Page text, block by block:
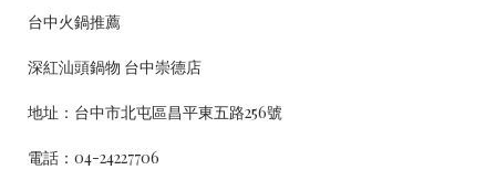
台中火鍋推薦
深紅汕頭鍋物 台中崇德店
地址：台中市北屯區昌平東五路256號
電話：04-24227706